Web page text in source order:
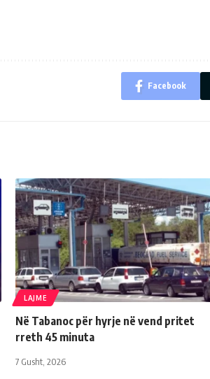
Facebook
LAJME
Në Tabanoc për hyrje në vend pritet
rreth 45 minuta
7 Gusht, 2026